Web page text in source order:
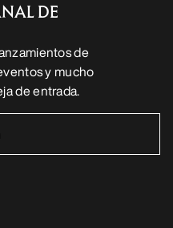
DE
de
y mucho
de entrada.